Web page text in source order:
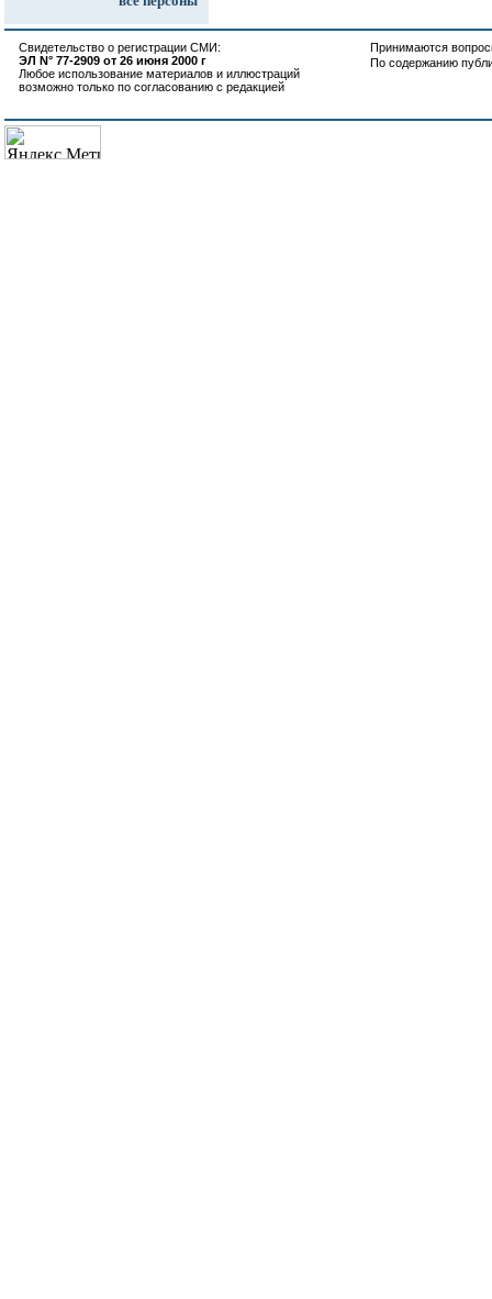
Свидетельство о регистрации СМИ:
ЭЛ N° 77-2909 от 26 июня 2000 г
Любое использование материалов и иллюстраций
возможно только по согласованию с редакцией
Принимаются
По содержанию